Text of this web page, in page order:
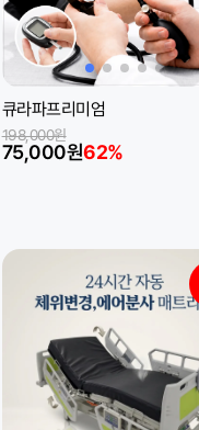
큐라파프리미엄
75,000원62%
198,000원